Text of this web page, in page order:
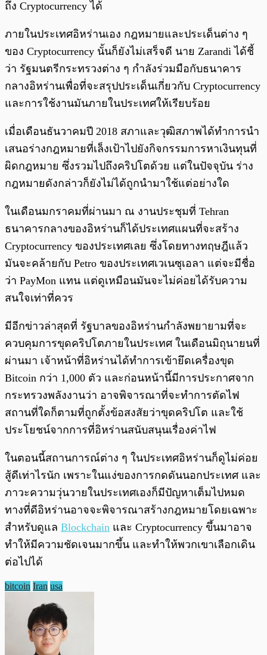
ถึง Cryptocurrency ได้
ภายในประเทศอิหร่านเอง กฎหมายและประเด็นต่าง ๆ
ของ Cryptocurrency นั้นก็ยังไม่เสร็จดี นาย Zarandi ได้ชี้
ว่า รัฐมนตรีกระทรวงต่าง ๆ กำลังร่วมมือกับธนาคาร
กลางอิหร่านเพื่อที่จะสรุปประเด็นเกี่ยวกับ Cryptocurrency
และการใช้งานมันภายในประเทศให้เรียบร้อย
เมื่อเดือนธันวาคมปี 2018 สภาและวุฒิสภาพได้ทำการนำ
เสนอร่างกฎหมายที่เล็งเป้าไปยังกิจกรรมการหาเงินทุนที่
ผิดกฎหมาย ซึ่งรวมไปถึงคริปโตด้วย แต่ในปัจจุบัน ร่าง
กฎหมายดังกล่าวก็ยังไม่ได้ถูกนำมาใช้แต่อย่างใด
ในเดือนมกราคมที่ผ่านมา ณ งานประชุมที่ Tehran
ธนาคารกลางของอิหร่านก็ได้ประเทศแผนที่จะสร้าง
Cryptocurrency ของประเทศเลย ซึ่งโดยทางทฤษฎีแล้ว
มันจะคล้ายกับ Petro ของประเทศเวเนซุเอลา แต่จะมีชื่อ
ว่า PayMon แทน แต่ดูเหมือนมันจะไม่ค่อยได้รับความ
สนใจเท่าที่ควร
มีอีกข่าวล่าสุดที่ รัฐบาลของอิหร่านกำลังพยายามที่จะ
ควบคุมการขุดคริปโตภายในประเทศ ในเดือนมิถุนายนที่
ผ่านมา เจ้าหน้าที่อิหร่านได้ทำการเข้ายึดเครื่องขุด
Bitcoin กว่า 1,000 ตัว และก่อนหน้านี้มีการประกาศจาก
กระทรวงพลังงานว่า อาจพิจารณาที่จะทำการตัดไฟ
สถานที่ใดก็ตามที่ถูกตั้งข้อสงสัยว่าขุดคริปโต และใช้
ประโยชน์จากการที่อิหร่านสนับสนุนเรื่องค่าไฟ
ในตอนนี้สถานการณ์ต่าง ๆ ในประเทศอิหร่านก็ดูไม่ค่อย
สู้ดีเท่าไรนัก เพราะในแง่ของการกดดันนอกประเทศ และ
ภาวะความวุ่นวายในประเทศเองก็มีปัญหาเต็มไปหมด
ทางที่ดีอิหร่านอาจจะพิจารณาสร้างกฎหมายโดยเฉพาะ
สำหรับดูแล Blockchain และ Cryptocurrency ขึ้นมาอาจ
ทำให้มีความชัดเจนมากขึ้น และทำให้พวกเขาเลือกเดิน
ต่อไปได้
bitcoin Iran usa